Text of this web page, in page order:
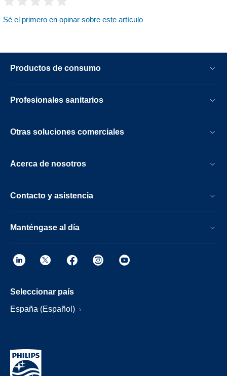
Sé el primero en opinar sobre este artículo
Productos de consumo
Profesionales sanitarios
Otras soluciones comerciales
Acerca de nosotros
Contacto y asistencia
Manténgase al día
Seleccionar país
España (Español)